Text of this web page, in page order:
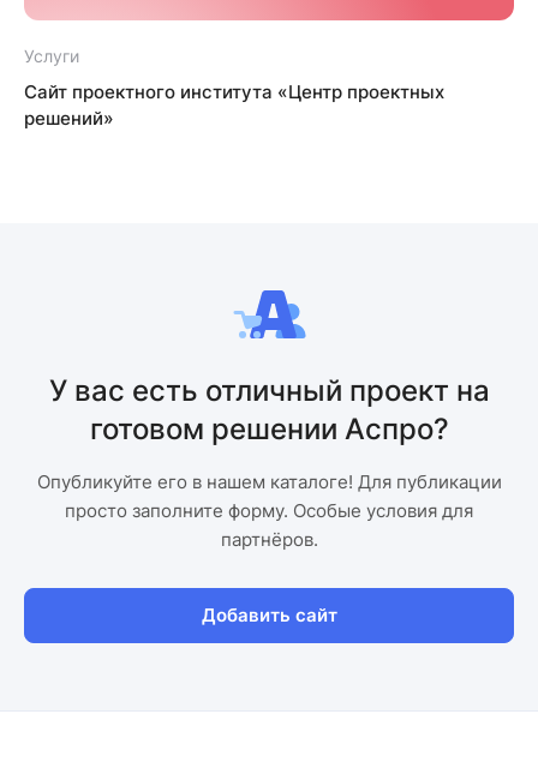
Услуги
Сайт проектного института «Центр проектных
решений»
У вас есть отличный проект на
готовом решении Аспро?
Опубликуйте его в нашем каталоге! Для публикации
просто заполните форму. Особые условия для
партнёров.
Добавить сайт